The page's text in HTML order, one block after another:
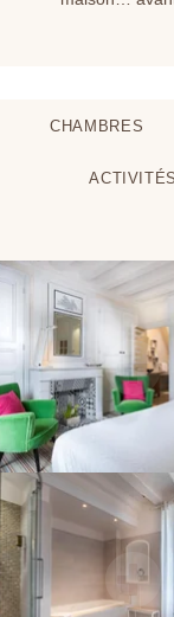
CHAMBRES
ACTIVITÉS